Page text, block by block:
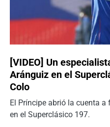
[VIDEO] Un
Aránguiz en el
Colo
El Príncipe abrió la cuenta
en el Superclásico 197.